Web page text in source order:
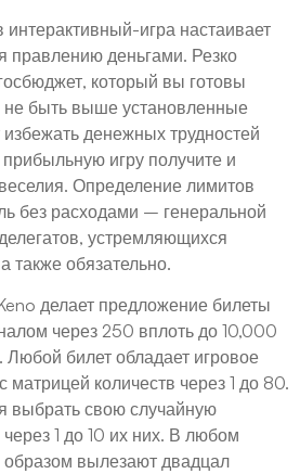
интерактивный-игра настаивает
правлению деньгами. Резко
который вы готовы
не быть выше установленные
денежных трудностей
игру получите и
Определение лимитов
без расходами – генеральной
устремляющихся
также обязательно.
делает предложение билеты
через 250 вплоть до 10,000
Любой билет обладает игровое
матрицей количеств через 1 до 80.
выбрать свою случайную
1 до 10 их них. В любом
вылезают двадцал